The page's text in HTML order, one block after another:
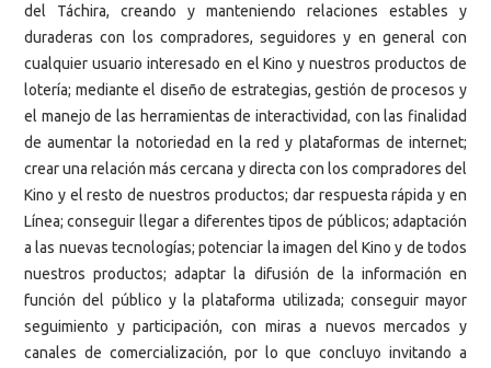
del Táchira, creando y manteniendo relaciones estables y
duraderas con los compradores, seguidores y en general con
cualquier usuario interesado en el Kino y nuestros productos de
lotería; mediante el diseño de estrategias, gestión de procesos y
el manejo de las herramientas de interactividad, con las finalidad
de aumentar la notoriedad en la red y plataformas de internet;
crear una relación más cercana y directa con los compradores del
Kino y el resto de nuestros productos; dar respuesta rápida y en
Línea; conseguir llegar a diferentes tipos de públicos; adaptación
a las nuevas tecnologías; potenciar la imagen del Kino y de todos
nuestros productos; adaptar la difusión de la información en
función del público y la plataforma utilizada; conseguir mayor
seguimiento y participación, con miras a nuevos mercados y
canales de comercialización, por lo que concluyo invitando a